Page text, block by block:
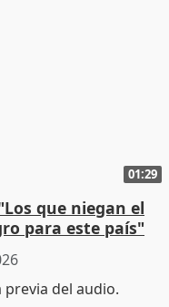
01:29
que niegan el
para este país"